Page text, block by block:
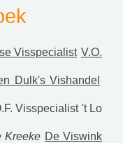
Visspecialist V.O.
Dulk's Vishandel
Visspecialist 't Lo
Kreeke De Viswink